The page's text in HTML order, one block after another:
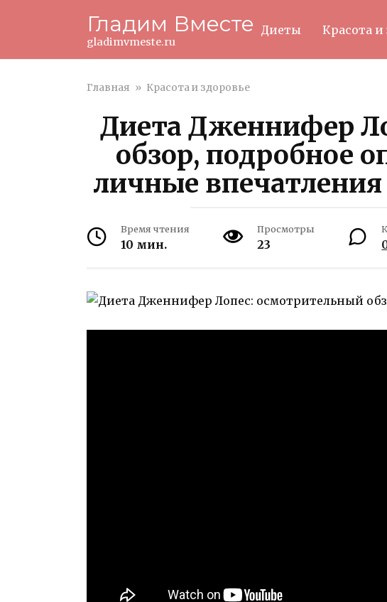
Гладим Вместе
gladimvmeste.ru
Диеты Красота и
Главная » Красота и здоровье
Диета Дженнифер
обзор, подробное
личные
Время чтения
10 мин.
Просмотры
23